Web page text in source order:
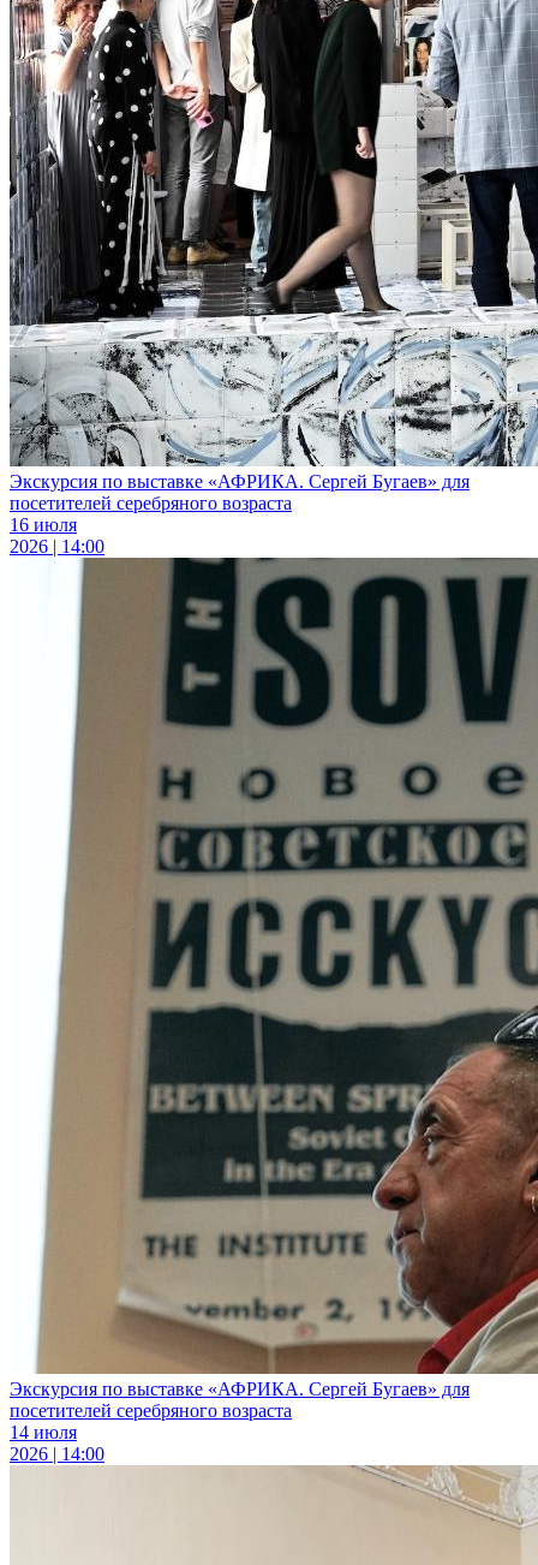
Экскурсия по выставке «АФРИКА. Сергей Бугаев» для
посетителей серебряного возраста
16 июля
2026 | 14:00
Экскурсия по выставке «АФРИКА. Сергей Бугаев» для
посетителей серебряного возраста
14 июля
2026 | 14:00